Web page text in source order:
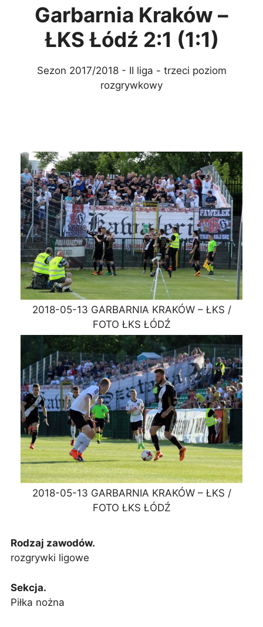
Garbarnia Kraków –
ŁKS Łódź 2:1 (1:1)
Sezon 2017/2018 - II liga - trzeci poziom
rozgrywkowy
2018-05-13 GARBARNIA KRAKÓW – ŁKS /
FOTO ŁKS ŁÓDŹ
2018-05-13 GARBARNIA KRAKÓW – ŁKS /
FOTO ŁKS ŁÓDŹ
Rodzaj zawodów.
rozgrywki ligowe
Sekcja.
Piłka nożna